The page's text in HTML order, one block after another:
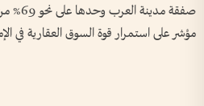
صفقة
مؤشر على استمرار قوة السوق العقارية في